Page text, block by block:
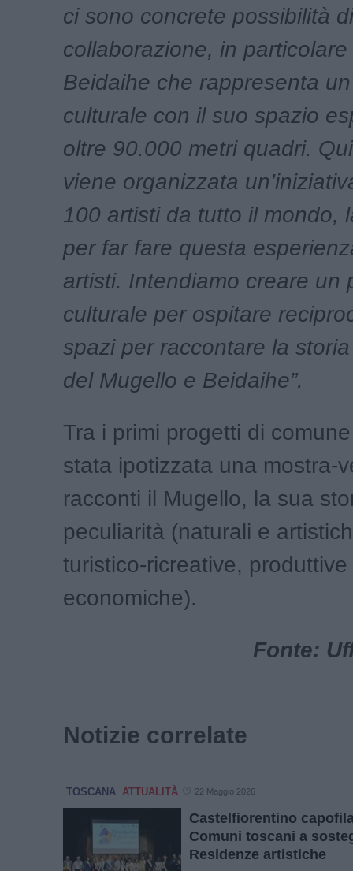
ci sono concrete possibilità di
collaborazione, in
Beidaihe che rappresenta
culturale con il suo spazio
oltre 90.000 metri quadri.
viene organizzata
100 artisti da tutto il mondo,
per far fare questa
artisti. Intendiamo creare un
culturale per ospitare
spazi per raccontare la
del Mugello e Beidaihe”.
Tra i primi progetti di
stata ipotizzata una mostra-
racconti il Mugello, la sua
peculiarità (naturali e
turistico-ricreative, produttive
economiche).
Fonte:
Notizie correlate
TOSCANA ATTUALITÀ 22 Maggio 2026
Castelfiorentino
Comuni toscani a
Residenze artistiche